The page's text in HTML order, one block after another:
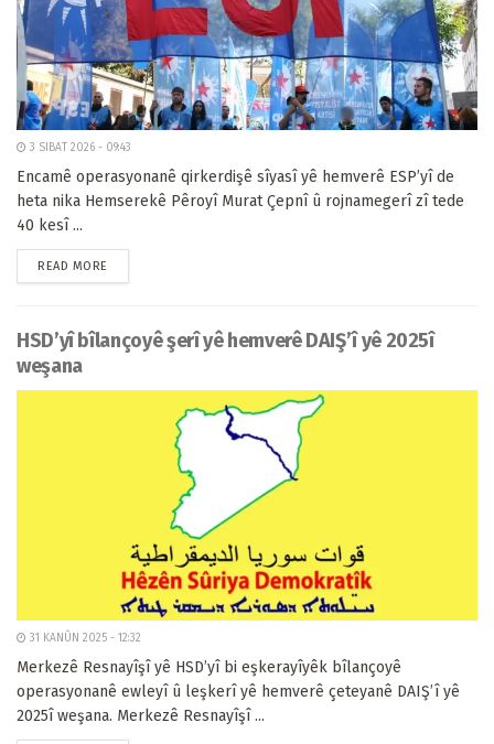
3 SIBAT 2026 - 09:43
Encamê operasyonanê qirkerdişê sîyasî yê hemverê ESP’yî de
heta nika Hemserekê Pêroyî Murat Çepnî û rojnamegerî zî tede
40 kesî ...
READ MORE
HSD’yî bîlançoyê şerî yê hemverê DAIŞ’î yê 2025î
weşana
31 KANÛN 2025 - 12:32
Merkezê Resnayîşî yê HSD’yî bi eşkerayîyêk bîlançoyê
operasyonanê ewleyî û leşkerî yê hemverê çeteyanê DAIŞ’î yê
2025î weşana. Merkezê Resnayîşî ...